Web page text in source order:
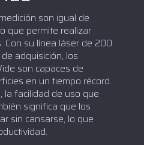
son igual de
que permite realizar
Con su línea láser de 200
adquisición, los
son capaces de
en un tiempo récord.
la facilidad de uso que
significa que los
sin cansarse, lo que